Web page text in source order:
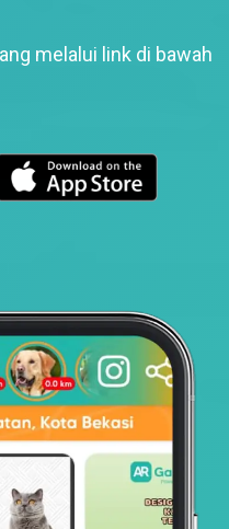
melalui link di bawah